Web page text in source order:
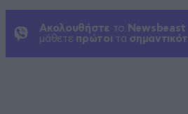
Ακολουθήστε το Newsbeast
μάθετε πρώτοι τα